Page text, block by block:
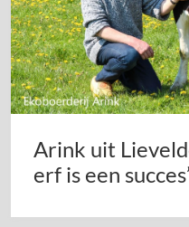
Arink uit
erf is een succes’